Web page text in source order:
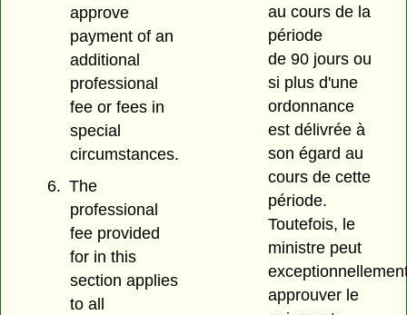
approve
payment of an
additional
professional
fee or fees in
special
circumstances.
6. The
professional
fee provided
for in this
section applies
to all
au cours de la
période
de 90 jours ou
si plus d'une
ordonnance
est délivrée à
son égard au
cours de cette
période.
Toutefois, le
ministre peut
approuver le